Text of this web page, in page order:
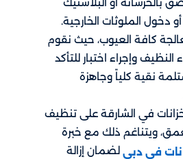
دخول الملوثات الخارجية.
كافة العيوب، حيث نقوم
النظيف وإجراء اختبار للتأكد
نقية كلياً وجاهزة
في الشارقة على تنظيف
ويتناغم ذلك مع خبرة
في دبي لضمان إزالة